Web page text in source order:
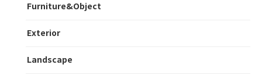
Furniture&Object
Exterior
Landscape